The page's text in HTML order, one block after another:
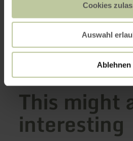
Cookies
Auswahl
Ablehnen
Website
This might
interesting